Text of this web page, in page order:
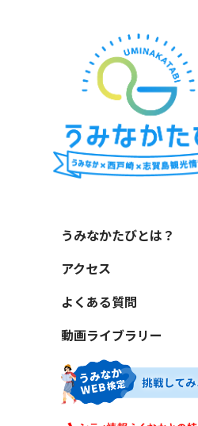
うみなかたびとは？
アクセス
よくある質問
動画ライブラリー